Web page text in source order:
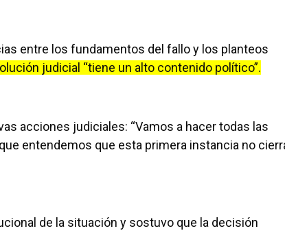
entre los fundamentos del fallo y los planteos
judicial “tiene un alto contenido político”.
acciones judiciales: “Vamos a hacer todas las
entendemos que esta primera instancia no
de la situación y sostuvo que la decisión